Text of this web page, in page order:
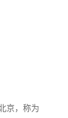
京，称为